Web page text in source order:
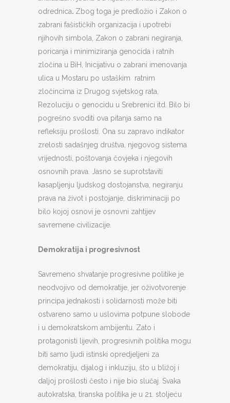
odrednica. Zbog toga je predložio i Zakon o
zabrani fašističkih organizacija i upotrebi
njihovih simbola, Zakon o zabrani negiranja,
poricanja i minimiziranja genocida i ratnih
zločina u BiH, Inicijativu o zabrani imenovanja
ulica u Mostaru po ustaškim ratnim
zločincima iz Drugog svjetskog rata,
Rezoluciju o genocidu u Srebrenici itd. Bilo bi
pogrešno svoditi ova pitanja samo na
refleksiju prošlosti. Ona su zapravo indikator
zrelosti sadašnjeg društva, njegovog sistema
vrijednosti, poštovanja čovjeka i njegovih
osnovnih prava. Jasno se suprotstaviti
kasapljenju ljudskog dostojanstva, negiranju
prava na život i postojanje, diskriminaciji po
bilo kojoj osnovi je osnovni zahtijev
savremene civilizacije.
Demokratija i progresivnost
Savremeno shvatanje progresivne politike je
neodvojivo od demokratije, jer oživotvorenje
principa jednakosti i solidarnosti može biti
ostvareno samo u uslovima potpune slobode
i u demokratskom ambijentu. Zato i
protagonisti lijevih, progresivnih politika mogu
biti samo ljudi istinski opredjeljeni za
demokratiju, dijalog i inkluziju, što u bližoj i
daljoj prošlosti često i nije bio slučaj. Svaka
autokratska, tiranska politika je u 21. stoljeću